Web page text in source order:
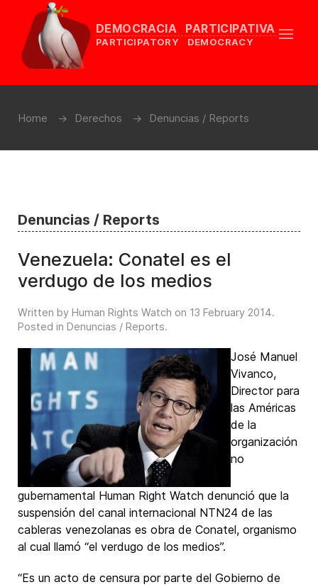
DEMOCRACIA PARTICIPATIVA
PARTICIPATORY DEMOCRACY
Home Derechos Denuncias / Reports
Denuncias / Reports
Venezuela: Conatel es el
verdugo de los medios
Written by Human Rights Watch on 13 February 2014.
Posted in Denuncias / Reports.
José Manuel
Vivanco,
Director para
las Américas
de la
organización
no
gubernamental Human Right Watch denunció que la
suspensión del canal internacional NTN24 de las
cableras venezolanas es obra de Conatel, organismo
al cual llamó “el verdugo de los medios”.
“Es un acto de censura por parte del Gobierno de